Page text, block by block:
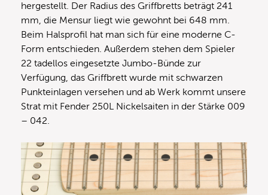
hergestellt. Der Radius des Griffbretts beträgt 241
mm, die Mensur liegt wie gewohnt bei 648 mm.
Beim Halsprofil hat man sich für eine moderne C-
Form entschieden. Außerdem stehen dem Spieler
22 tadellos eingesetzte Jumbo-Bünde zur
Verfügung, das Griffbrett wurde mit schwarzen
Punkteinlagen versehen und ab Werk kommt unsere
Strat mit Fender 250L Nickelsaiten in der Stärke 009
– 042.